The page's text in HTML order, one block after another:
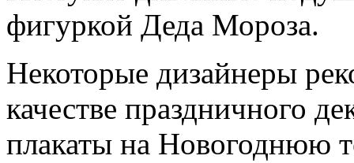
фигуркой Деда Мороза.
Некоторые дизайнеры
качестве праздничного
плакаты на Новогоднюю